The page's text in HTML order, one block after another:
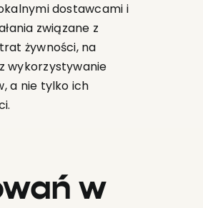
dostawcami i
związane z
żywności, na
wykorzystywanie
a nie tylko ich
w